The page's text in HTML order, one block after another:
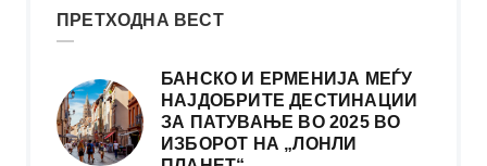
ПРЕТХОДНА ВЕСТ
БАНСКО И ЕРМЕНИЈА МЕЃУ
НАЈДОБРИТЕ ДЕСТИНАЦИИ
ЗА ПАТУВАЊЕ ВО 2025 ВО
ИЗБОРОТ НА „ЛОНЛИ